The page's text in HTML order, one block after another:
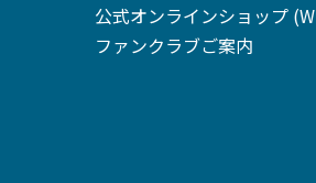
公式オンラインショップ
ファンクラブご案内